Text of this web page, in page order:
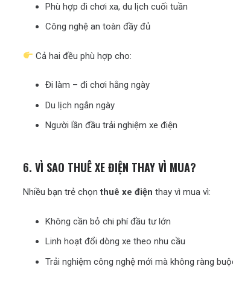
Phù hợp đi chơi xa, du lịch cuối tuần
Công nghệ an toàn đầy đủ
Cả hai đều phù hợp cho:
Đi làm – đi chơi hằng ngày
Du lịch ngắn ngày
Người lần đầu trải nghiệm xe điện
6. VÌ SAO THUÊ XE ĐIỆN THAY VÌ MUA?
Nhiều bạn trẻ chọnthuê xe điện thay vì mua vì:
Không cần bỏ chi phí đầu tư lớn
Linh hoạt đổi dòng xe theo nhu cầu
Trải nghiệm công nghệ mới mà không ràng